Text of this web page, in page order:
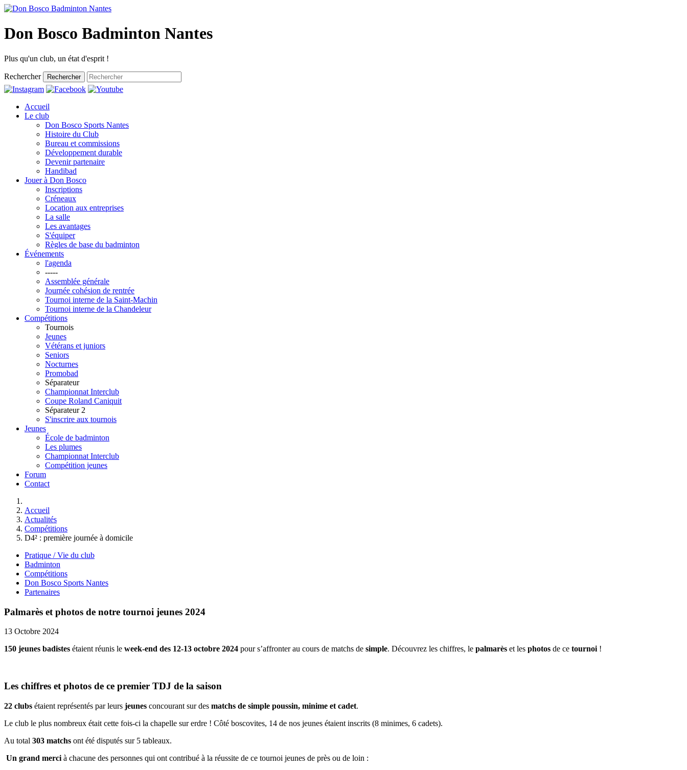
Don Bosco Badminton Nantes
Plus qu'un club, un état d'esprit !
Rechercher Rechercher
Accueil
Le club
Don Bosco Sports Nantes
Histoire du Club
Bureau et commissions
Développement durable
Devenir partenaire
Handibad
Jouer à Don Bosco
Inscriptions
Créneaux
Location aux entreprises
La salle
Les avantages
S'équiper
Règles de base du badminton
Événements
l'agenda
-----
Assemblée générale
Journée cohésion de rentrée
Tournoi interne de la Saint-Machin
Tournoi interne de la Chandeleur
Compétitions
Tournois
Jeunes
Vétérans et juniors
Seniors
Nocturnes
Promobad
Séparateur
Championnat Interclub
Coupe Roland Caniquit
Séparateur 2
S'inscrire aux tournois
Jeunes
École de badminton
Les plumes
Championnat Interclub
Compétition jeunes
Forum
Contact
Accueil
Actualités
Compétitions
D4² : première journée à domicile
Pratique / Vie du club
Badminton
Compétitions
Don Bosco Sports Nantes
Partenaires
Palmarès et photos de notre tournoi jeunes 2024
13 Octobre 2024
150 jeunes badistes étaient réunis le week-end des 12-13 octobre 2024 pour s’affronter au cours de matchs de simple. Découvrez les chiffres, le palmarès et les photos de ce tournoi !
Les chiffres et photos de ce premier TDJ de la saison
22 clubs étaient représentés par leurs jeunes concourant sur des matchs de simple poussin, minime et cadet.
Le club le plus nombreux était cette fois-ci la chapelle sur erdre ! Côté boscovites, 14 de nos jeunes étaient inscrits (8 minimes, 6 cadets).
Au total 303 matchs ont été disputés sur 5 tableaux.
Un grand merci à chacune des personnes qui ont contribué à la réussite de ce tournoi jeunes de près ou de loin :